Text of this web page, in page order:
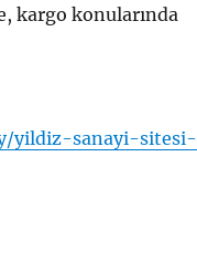
kargo konularında
yildiz-sanayi-sitesi-